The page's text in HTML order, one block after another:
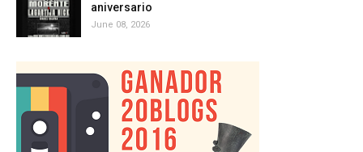
aniversario
June 08, 2026